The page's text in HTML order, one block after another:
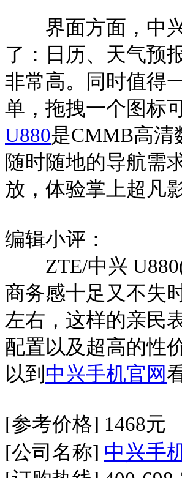
界面方面，中
了：日历、天气预
非常高。同时值得
单，拖拽一个图标
U880是CMMB高清
随时随地的导航需
放，体验掌上超凡
编辑小评：
ZTE/中兴
商务感十足又不失
左右，这样的亲民
配置以及超高的性
以到 中兴手机官网
[参考价格] 1468元
[公司名称] 中兴手